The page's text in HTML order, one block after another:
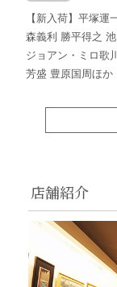
【新入荷】平塚運
森義利 勝平得之
ジョアン・ミロ歌
芳盛 豊原国周ほか
店舗紹介